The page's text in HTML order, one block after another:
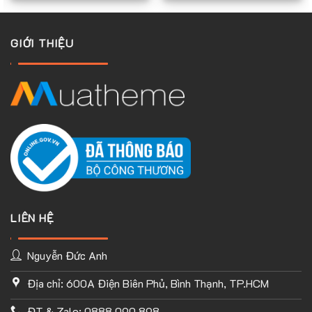
do dúng tôi làm đều hỗ trợ tốt tất cả giao diện mobile
TÙY CHỈNH WEBSITE THEO PHONG CÁCH CỦA BẠN
GIỚI THIỆU
LIÊN HỆ
Nguyễn Đức Anh
Địa chỉ: 600A Điện Biên Phủ, Bình Thạnh, TP.HCM